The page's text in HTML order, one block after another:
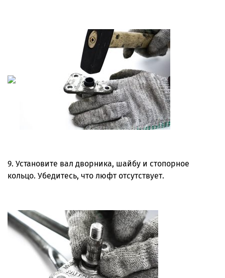
9. Установите вал дворника, шайбу и стопорное
кольцо. Убедитесь, что люфт отсутствует.